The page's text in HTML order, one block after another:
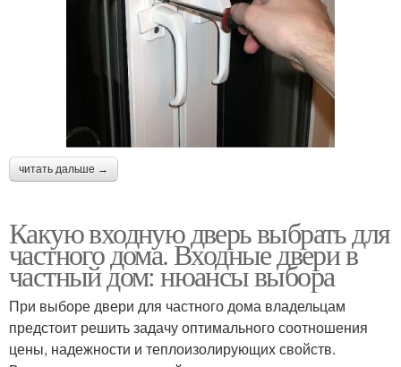
читать дальше →
Какую входную дверь выбрать для
частного дома. Входные двери в
частный дом: нюансы выбора
При выборе двери для частного дома владельцам
предстоит решить задачу оптимального соотношения
цены, надежности и теплоизолирующих свойств.